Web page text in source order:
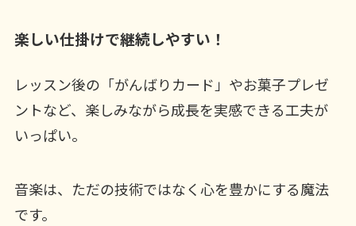
楽しい仕掛けで継続しやすい！
レッスン後の「がんばりカード」やお菓子プレゼ
ントなど、楽しみながら成長を実感できる工夫が
いっぱい。
音楽は、ただの技術ではなく心を豊かにする魔法
です。